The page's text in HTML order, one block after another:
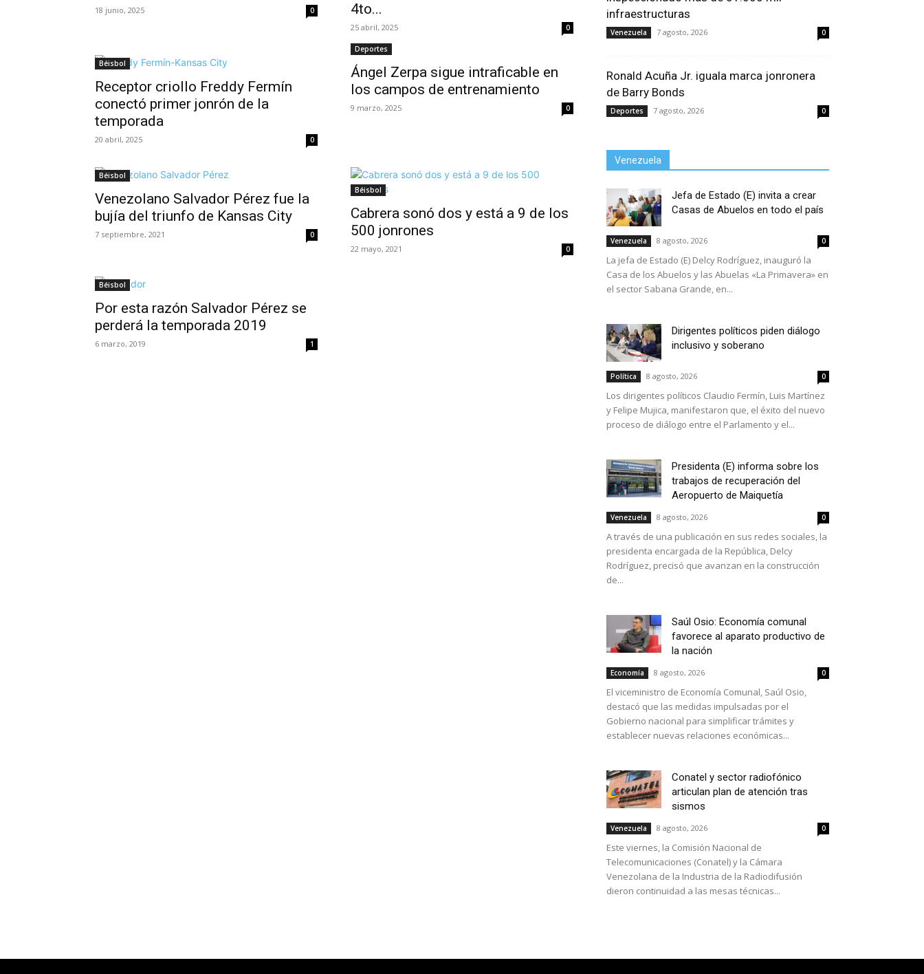
18 junio, 2025 0
4to...
25 abril, 2025 0
Béisbol
Receptor criollo Freddy Fermín
conectó primer jonrón de la
temporada
20 abril, 2025 0
Deportes
Ángel Zerpa sigue intraficable en
los campos de entrenamiento
9 marzo, 2025 0
Béisbol
Venezolano Salvador Pérez fue la
bujía del triunfo de Kansas City
7 septiembre, 2021 0
Béisbol
Cabrera sonó dos y está a 9 de los
500 jonrones
22 mayo, 2021 0
Béisbol
Por esta razón Salvador Pérez se
perderá la temporada 2019
6 marzo, 2019 1
infraestructuras
Venezuela 7 agosto, 2026 0
Ronald Acuña Jr. iguala marca jonronera
de Barry Bonds
Deportes 7 agosto, 2026 0
Venezuela
Jefa de Estado (E) invita a crear
Casas de Abuelos en todo el país
Venezuela 8 agosto, 2026 0
La jefa de Estado (E) Delcy Rodríguez, inauguró la
Casa de los Abuelos y las Abuelas «La Primavera» en
el sector Sabana Grande, en...
Dirigentes políticos piden diálogo
inclusivo y soberano
Política 8 agosto, 2026 0
Los dirigentes políticos Claudio Fermín, Luis Martínez
y Felipe Mujica, manifestaron que, el éxito del nuevo
proceso de diálogo entre el Parlamento y el...
Presidenta (E) informa sobre los
trabajos de recuperación del
Aeropuerto de Maiquetía
Venezuela 8 agosto, 2026 0
A través de una publicación en sus redes sociales, la
presidenta encargada de la República, Delcy
Rodríguez, precisó que avanzan en la construcción
de...
Saúl Osio: Economía comunal
favorece al aparato productivo de
la nación
Economía 8 agosto, 2026 0
El viceministro de Economía Comunal, Saúl Osio,
destacó que las medidas impulsadas por el
Gobierno nacional para simplificar trámites y
establecer nuevas relaciones económicas...
Conatel y sector radiofónico
articulan plan de atención tras
sismos
Venezuela 8 agosto, 2026 0
Este viernes, la Comisión Nacional de
Telecomunicaciones (Conatel) y la Cámara
Venezolana de la Industria de la Radiodifusión
dieron continuidad a las mesas técnicas...